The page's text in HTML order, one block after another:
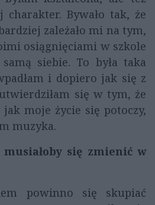
charakter. Bywało tak, że
zależało mi na tym,
osiągnięciami w szkole
siebie. To była taka
i dopiero jak się z
się w tym, że
moje życie się potoczy,
muzyka.
musiałoby się zmienić w
powinno się skupiać